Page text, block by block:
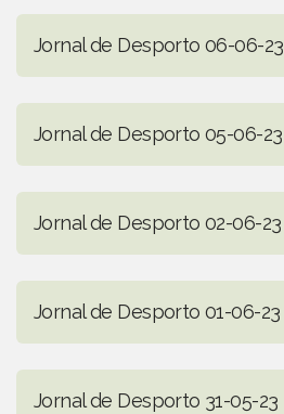
Jornal de Desporto 06-06-23
Jornal de Desporto 05-06-23
Jornal de Desporto 02-06-23
Jornal de Desporto 01-06-23
Jornal de Desporto 31-05-23